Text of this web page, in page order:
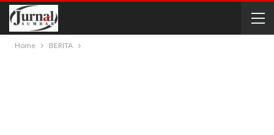
Home BERITA